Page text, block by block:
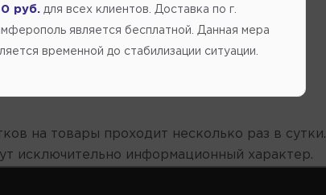
на товары проходит несколько раз в сутки.
исключительно информационный характер.
руб. для всех клиентов. Доставка по г.
является бесплатной. Данная мера
временной до стабилизации ситуации.